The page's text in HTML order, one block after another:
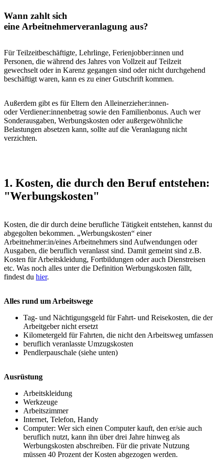
Wann zahlt sich
eine Arbeitnehmerveranlagung aus?
Für Teilzeitbeschäftigte, Lehrlinge, Ferienjobber:innen und
Personen, die während des Jahres von Vollzeit auf Teilzeit
gewechselt oder in Karenz gegangen sind oder nicht durchgehend
beschäftigt waren, kann es zu einer Gutschrift kommen.
Außerdem gibt es für Eltern den Alleinerzieher:innen-
oder Verdiener:innenbetrag sowie den Familienbonus. Auch wer
Sonderausgaben, Werbungskosten oder außergewöhnliche
Belastungen absetzen kann, sollte auf die Veranlagung nicht
verzichten.
1. Kosten, die durch den Beruf entstehen:
"Werbungskosten"
Kosten, die dir durch deine berufliche Tätigkeit entstehen, kannst du
abgegolten bekommen. „Werbungskosten“ einer
Arbeitnehmer:in/eines Arbeitnehmers sind Aufwendungen oder
Ausgaben, die beruflich veranlasst sind. Damit gemeint sind z.B.
Kosten für Arbeitskleidung, Fortbildungen oder auch Dienstreisen
etc. Was noch alles unter die Definition Werbungskosten fällt,
findest du hier.
Alles rund um Arbeitswege
Tag- und Nächtigungsgeld für Fahrt- und Reisekosten, die der
Arbeitgeber nicht ersetzt
Kilometergeld für Fahrten, die nicht den Arbeitsweg umfassen
beruflich veranlasste Umzugskosten
Pendlerpauschale (siehe unten)
Ausrüstung
Arbeitskleidung
Werkzeuge
Arbeitszimmer
Internet, Telefon, Handy
Computer: Wer sich einen Computer kauft, den er/sie auch
beruflich nutzt, kann ihn über drei Jahre hinweg als
Werbungskosten abschreiben. Für die private Nutzung
müssen 40 Prozent der Kosten abgezogen werden.